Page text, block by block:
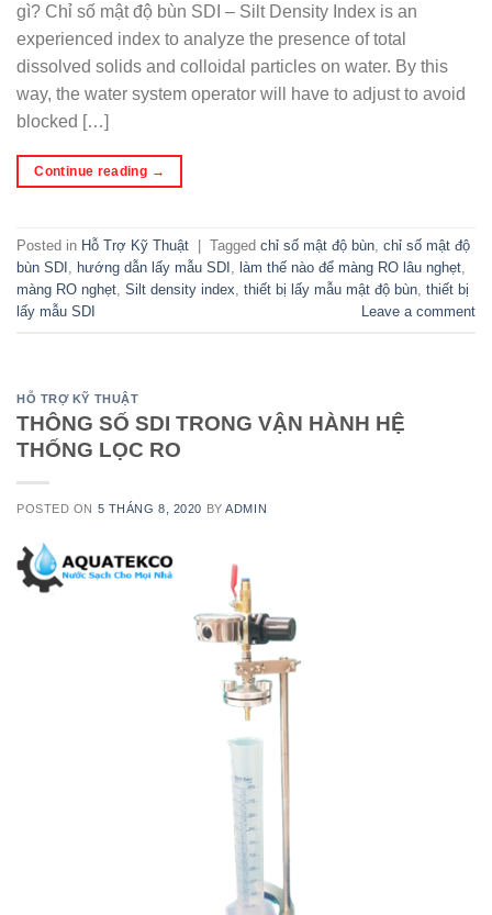
gì? Chỉ số mật độ bùn SDI – Silt Density Index is an
experienced index to analyze the presence of total
dissolved solids and colloidal particles on water. By this
way, the water system operator will have to adjust to avoid
blocked […]
Continue reading →
Posted in Hỗ Trợ Kỹ Thuật Tagged chỉ số mật độ bùn chỉ số mật độ
bùn SDI
hướng dẫn lấy mẫu SDI làm thế nào để màng RO lâu nghẹt
màng RO nghẹt Silt density index thiết bị lấy mẫu mật độ bùn thiết bị
lấy mẫu SDI
Leave a comment
HỖ TRỢ KỸ THUẬT
THÔNG SỐ SDI TRONG VẬN HÀNH HỆ
THỐNG LỌC RO
POSTED ON 5 THÁNG 8, 2020 BYADMIN